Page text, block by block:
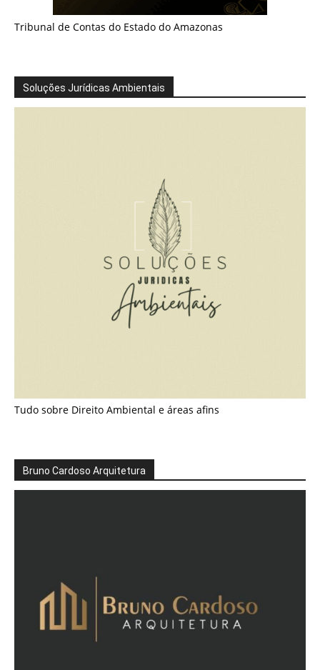
Tribunal de Contas do Estado do Amazonas
Soluções Jurídicas Ambientais
Tudo sobre Direito Ambiental e áreas afins
Bruno Cardoso Arquitetura